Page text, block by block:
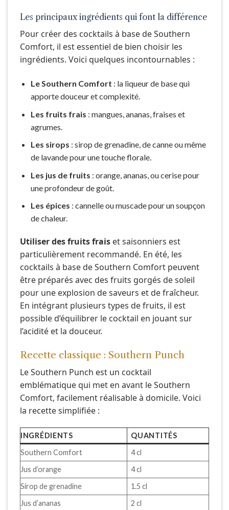
Les principaux ingrédients qui font la différence
Pour créer des cocktails à base de Southern
Comfort, il est essentiel de bien choisir les
ingrédients. Voici quelques incontournables :
Le Southern Comfort : la liqueur de base qui
apporte douceur et complexité.
Les fruits frais : mangues, ananas, fraises et
agrumes.
Les sirops : sirop de grenadine, de canne ou même
de lavande pour une touche florale.
Les jus de fruits : orange, ananas, ou cerise pour
une profondeur de goût.
Les épices : cannelle ou muscade pour un soupçon
de chaleur.
Utiliser des fruits frais et saisonniers est
particulièrement recommandé. En été, les
cocktails à base de Southern Comfort peuvent
être préparés avec des fruits gorgés de soleil
pour une explosion de saveurs et de fraîcheur.
En intégrant plusieurs types de fruits, il est
possible d’équilibrer le cocktail en jouant sur
l’acidité et la douceur.
Recette classique : Southern Punch
Le Southern Punch est un cocktail
emblématique qui met en avant le Southern
Comfort, facilement réalisable à domicile. Voici
la recette simplifiée :
INGRÉDIENTS
QUANTITÉS
Southern Comfort
4 cl
Jus d’orange
4 cl
Sirop de grenadine
1.5 cl
Jus d’ananas
2 cl